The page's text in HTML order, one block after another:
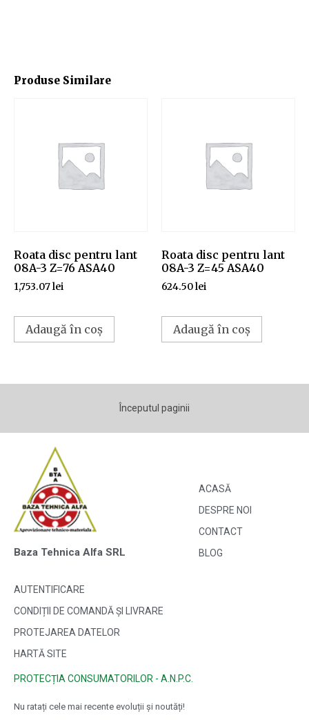
Produse Similare
Roata disc pentru lant
08A-3 Z=76 ASA40
1,753.07lei
Adaugă în coș
Roata disc pentru lant
08A-3 Z=45 ASA40
624.50lei
Adaugă în coș
Începutul paginii
Baza Tehnica Alfa SRL
ACASĂ
DESPRE NOI
CONTACT
BLOG
AUTENTIFICARE
CONDIȚII DE COMANDĂ ȘI LIVRARE
PROTEJAREA DATELOR
HARTĂ SITE
PROTECȚIA CONSUMATORILOR - A.N.P.C.
Nu ratați cele mai recente evoluții și noutăți!